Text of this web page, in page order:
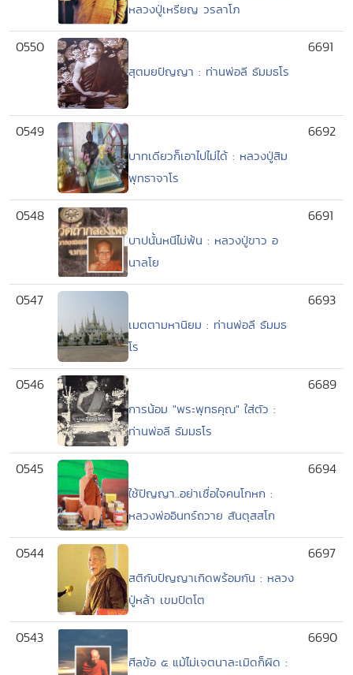
หลวงปู่เหรียญ วรลาโภ
0550
สุตมยปัญญา : ท่านพ่อลี ธัมมธโร
6691
0549
บาทเดียวก็เอาไปไม่ได้ : หลวงปู่สิม
พุทธาจาโร
6692
0548
บาปนั้นหนีไม่พ้น : หลวงปู่ขาว อ
นาลโย
6691
0547
เมตตามหานิยม : ท่านพ่อลี ธัมมธ
โร
6693
0546
การน้อม "พระพุทธคุณ" ใส่ตัว :
ท่านพ่อลี ธัมมธโร
6689
0545
ใช้ปัญญา..อย่าเชื่อใจคนโกหก :
หลวงพ่ออินทร์ถวาย สันตุสสโก
6694
0544
สติกับปัญญาเกิดพร้อมกัน : หลวง
ปู่หล้า เขมปัตโต
6697
0543
ศีลข้อ ๕ แม้ไม่เจตนาละเมิดก็ผิด :
6690